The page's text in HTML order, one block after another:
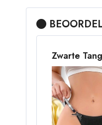
Zwarte